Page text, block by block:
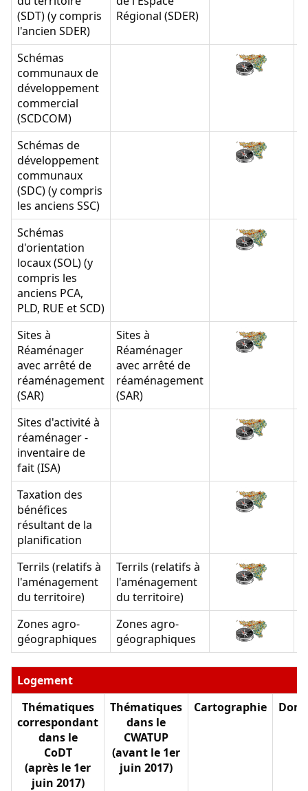
(SDT) (y compris
l'ancien SDER)
Régional (SDER)
Schémas
communaux de
développement
commercial
(SCDCOM)
Schémas de
développement
communaux
(SDC) (y compris
les anciens SSC)
Schémas
d'orientation
locaux (SOL) (y
compris les
anciens PCA,
PLD, RUE et SCD)
Sites à
Réaménager
avec arrêté de
réaménagement
(SAR)
Sites à
Réaménager
avec arrêté de
réaménagement
(SAR)
Sites d'activité à
réaménager -
inventaire de
fait (ISA)
Taxation des
bénéfices
résultant de la
planification
Terrils (relatifs à
l'aménagement
du territoire)
Terrils (relatifs à
l'aménagement
du territoire)
Zones agro-
géographiques
Zones agro-
géographiques
Logement
Thématiques
correspondant
dans le
CoDT
(après le 1er
juin 2017)
Thématiques
dans le
CWATUP
(avant le 1er
juin 2017)
Cartographie